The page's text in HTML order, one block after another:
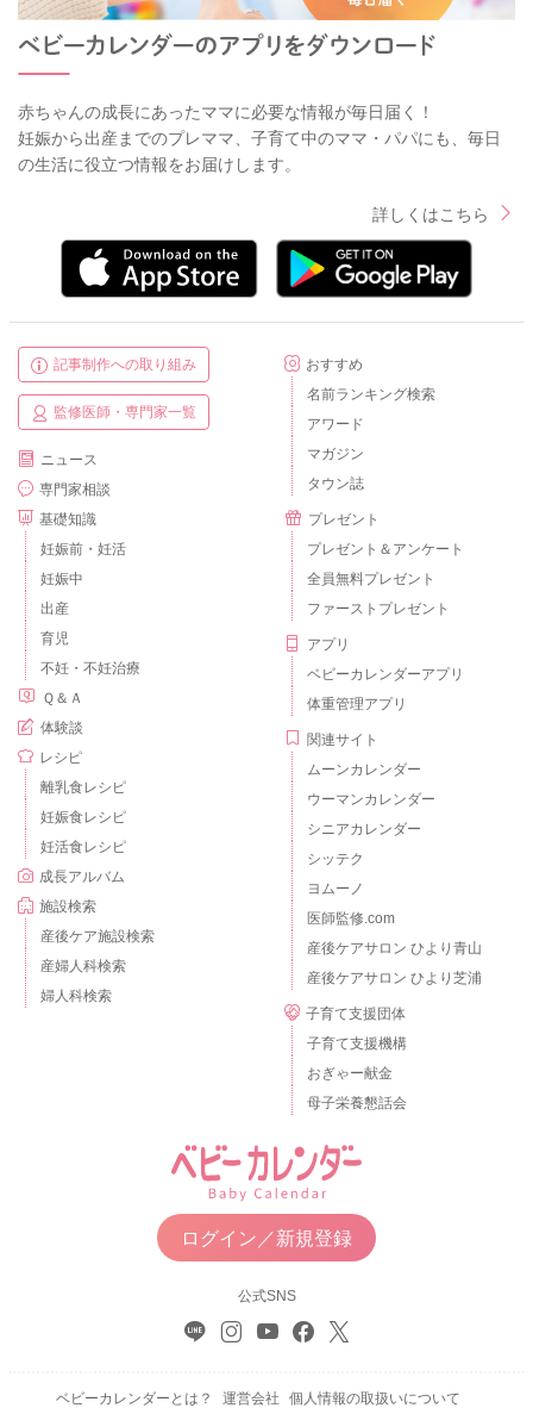
赤ちゃんの成長にあったママに必要な情報が毎日届く！
妊娠から出産までのプレママ、子育て中のママ・パパにも、毎日
の生活に役立つ情報をお届けします。
詳しくはこちら
記事制作への取り組み
監修医師・専門家一覧
ニュース
専門家相談
基礎知識
妊娠前・妊活
妊娠中
出産
育児
不妊・不妊治療
Ｑ＆Ａ
体験談
レシピ
離乳食レシピ
妊娠食レシピ
妊活食レシピ
成長アルバム
施設検索
産後ケア施設検索
産婦人科検索
婦人科検索
おすすめ
名前ランキング検索
アワード
マガジン
タウン誌
プレゼント
プレゼント＆アンケート
全員無料プレゼント
ファーストプレゼント
アプリ
ベビーカレンダーアプリ
体重管理アプリ
関連サイト
ムーンカレンダー
ウーマンカレンダー
シニアカレンダー
シッテク
ヨムーノ
医師監修.com
産後ケアサロン ひより青山
産後ケアサロン ひより芝浦
子育て支援団体
子育て支援機構
おぎゃー献金
母子栄養懇話会
ログイン／新規登録
公式SNS
ベビーカレンダーとは？ 運営会社 個人情報の取扱いについて